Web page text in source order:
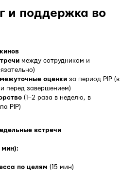
и поддержка во
между сотрудником и
оценки за период PIP (в
перед завершением)
(1–2 раза в неделю, в
PIP)
встречи
по целям (15 мин)